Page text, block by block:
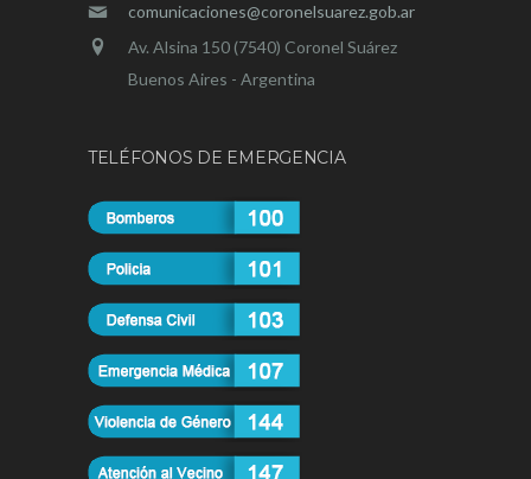
comunicaciones@coronelsuarez.gob.ar
Av. Alsina 150 (7540) Coronel Suárez
Buenos Aires - Argentina
TELÉFONOS DE EMERGENCIA